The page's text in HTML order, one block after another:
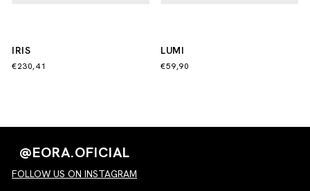
IRIS
€230,41
LUMI
€59,90
@EORA.OFICIAL
FOLLOW US ON INSTAGRAM